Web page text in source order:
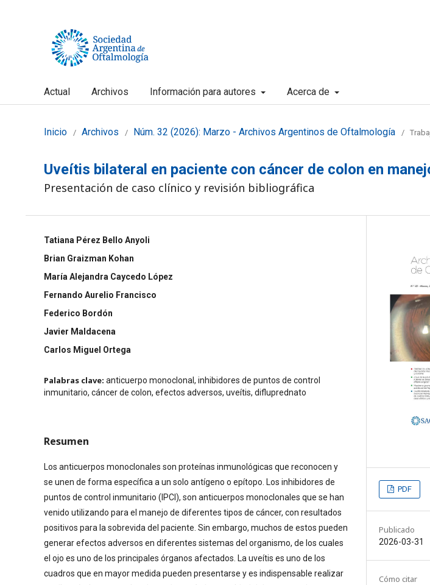
Actual Archivos Información para autores Acerca de
Inicio / Archivos / Núm. 32 (2026): Marzo - Archivos Argentinos de Oftalmología /
Uveítis bilateral en paciente con cáncer de colon en
Presentación de caso clínico y revisión bibliográfica
Tatiana Pérez Bello Anyoli
Brian Graizman Kohan
María Alejandra Caycedo López
Fernando Aurelio Francisco
Federico Bordón
Javier Maldacena
Carlos Miguel Ortega
Palabras clave: anticuerpo monoclonal, inhibidores de puntos de control
inmunitario, cáncer de colon, efectos adversos, uveítis, difluprednato
Resumen
Los anticuerpos monoclonales son proteínas inmunológicas que reconocen y
se unen de forma específica a un solo antígeno o epítopo. Los inhibidores de
puntos de control inmunitario (IPCI), son anticuerpos monoclonales que se han
venido utilizando para el manejo de diferentes tipos de cáncer, con resultados
positivos para la sobrevida del paciente. Sin embargo, muchos de estos pueden
generar efectos adversos en diferentes sistemas del organismo, de los cuales
el ojo es uno de los principales órganos afectados. La uveítis es uno de los
cuadros que en mayor medida pueden presentarse y es indispensable realizar
PDF
Publicado
2026-03-31
Cómo citar